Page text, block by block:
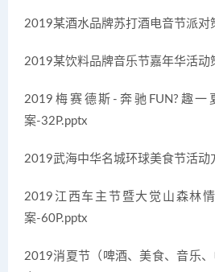
2019某酒水品牌苏打酒电音节派对
2019某饮料品牌音乐节嘉年华活动
2019梅赛德斯-奔驰FUN?趣一
案-32P.pptx
2019武海中华名城环球美食节活动
2019江西车主节暨大觉山森林
案-60P.pptx
2019消夏节（啤酒、美食、音乐